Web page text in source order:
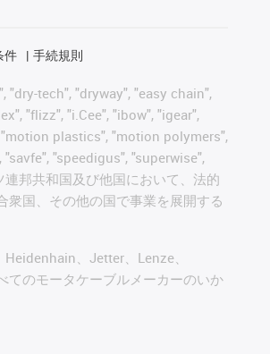
件 手続規則
"dry-tech", "dryway", "easy chain",
"flizz", "i.Cee", "ibow", "igear",
plastics", "motion polymers",
"speedigus", "superwise",
邦共和国及び他国において、法的
国、その他の国で事業を展開する
、Jetter、Lenze、
てのモータケーブルメーカーのいか